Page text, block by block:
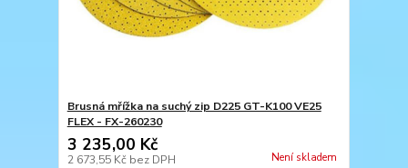
Brusná mřížka na suchý zip D225 GT-K100 VE25
FLEX - FX-260230
3 235,00 Kč
2 673,55 Kč bez DPH Není skladem